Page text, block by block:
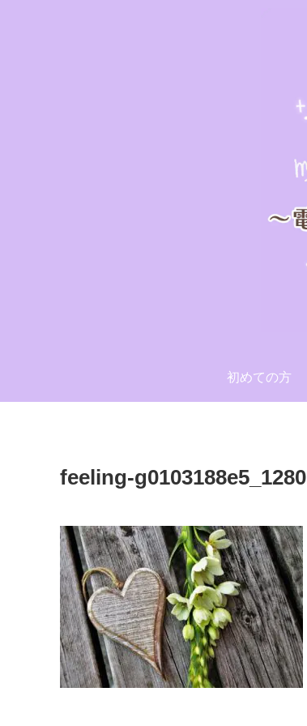
初めての方
feeling-g0103188e5_1280